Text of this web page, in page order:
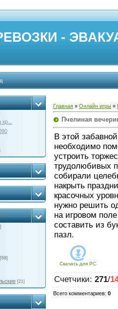
-
[68]
[21]
Главная » Онлайн игры »
Пчелиная
В этой
необходимо
устроить
трудолюбивых
собирали
накрыть
красочных
нужно решить
на игровом
составить из
пазл.
Скачать для PC
Счетчики: 271/
Всего комментариев: 0